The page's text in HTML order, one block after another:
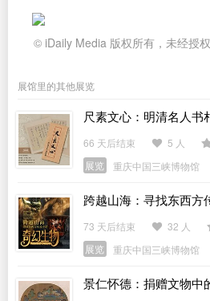
© iDaily Media 版权所有，未经授权
展馆里的其他展览
尺素文心：明清名人书
66 天后结束 5 人
展览
重庆中国三峡博物馆
跨越山海：寻找东西方
73 天后结束 32 人
展览
重庆中国三峡博物馆
景仁怀德：捐赠文物中